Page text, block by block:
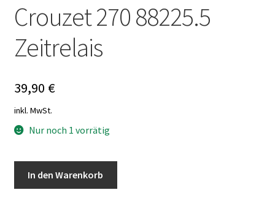
Crouzet 270 88225.5
Zeitrelais
39,90 €
inkl. MwSt.
Nur noch 1 vorrätig
In den Warenkorb